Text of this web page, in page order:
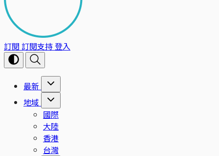
訂閱 訂閱支持登入
最新
地域
國際
大陸
香港
台灣